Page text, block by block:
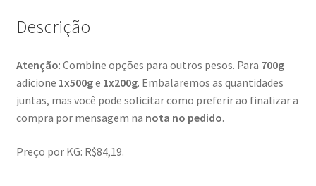
Descrição
Atenção: Combine opções para outros pesos. Para 700g
adicione 1x500ge 1x200g. Embalaremos as quantidades
juntas, mas você pode solicitar como preferir ao finalizar a
compra por mensagem na nota no pedido.
Preço por KG: R$84,19.